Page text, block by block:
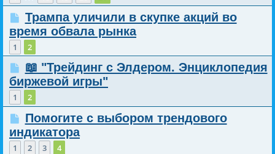
Трампа уличили в скупке акций во
время обвала рынка
1 2
📖 "Трейдинг с Элдером. Энциклопедия
биржевой игры"
1 2
Помогите с выбором трендового
индикатора
1 2 3 4